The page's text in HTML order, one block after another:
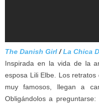
The Danish Girl /La Chica
Inspirada en la vida de la
esposa Lili Elbe. Los
muy famosos, llegan a
Obligándolos a